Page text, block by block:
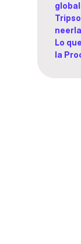
Lo
la